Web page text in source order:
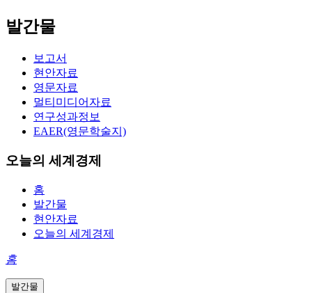
발간물
보고서
현안자료
영문자료
멀티미디어자료
연구성과정보
EAER(영문학술지)
오늘의 세계경제
홈
발간물
현안자료
오늘의 세계경제
홈
발간물